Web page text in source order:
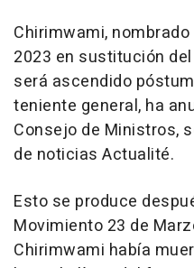
Chirimwami,
2023 en sustitución
será ascendido
teniente general, ha
Consejo de Ministros,
de noticias Actualité.
Esto se produce
Movimiento 23 de
Chirimwami había